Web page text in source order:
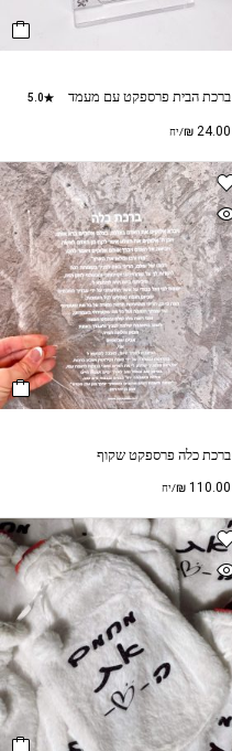
ברכת הבית פרספקט עם מעמד 5.0
₪24.00 /יח
ברכת כלה פרספקט שקוף
₪110.00 /יח